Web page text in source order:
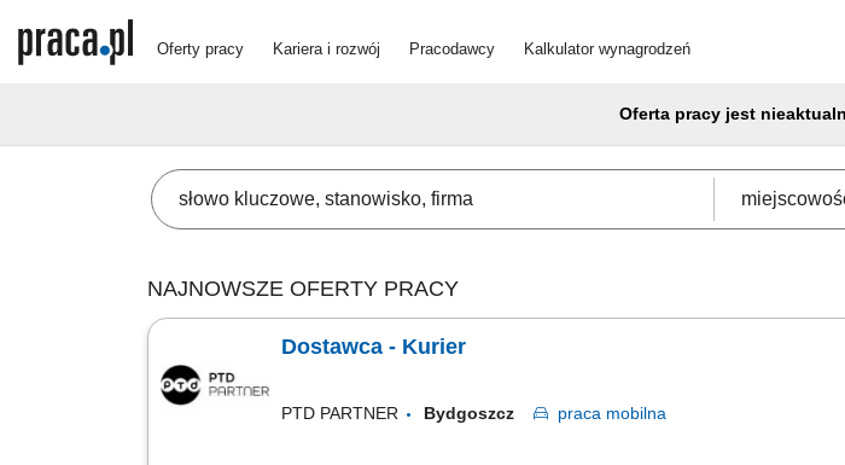
Oferty pracy Kariera i rozwój Pracodawcy Kalkulator wynagrodzeń
Oferta pracy jest
NAJNOWSZE OFERTY PRACY
Dostawca - Kurier
PTD PARTNER Bydgoszcz praca mobilna